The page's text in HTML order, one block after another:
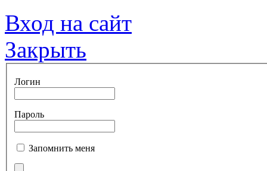
Вход на сайт
Закрыть
Логин
Пароль
Запомнить меня